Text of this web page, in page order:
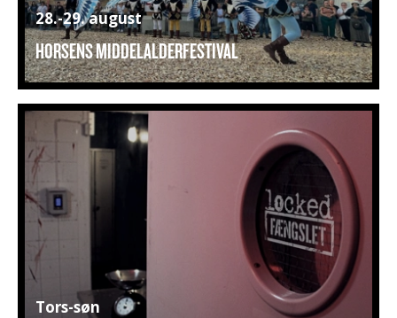
28.-29. august
HORSENS MIDDELALDERFESTIVAL
Tors-søn